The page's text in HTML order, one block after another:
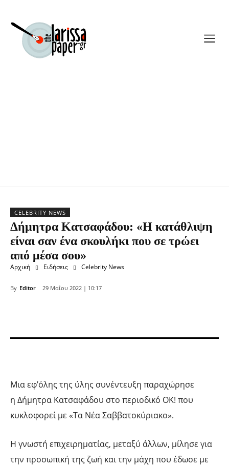
CELEBRITY NEWS
Δήμητρα Κατσαφάδου: «Η κατάθλιψη
είναι σαν ένα σκουλήκι που σε τρώει
από μέσα σου»
Αρχική Ειδήσεις Celebrity News
By Editor 29 Μαΐου 2022 | 10:17
Μια εφ’όλης της ύλης συνέντευξη παραχώρησε
η Δήμητρα Κατσαφάδου στο περιοδικό OK! που
κυκλοφορεί με «Τα Νέα Σαββατοκύριακο».
Η γνωστή επιχειρηματίας, μεταξύ άλλων, μίλησε για
την προσωπική της ζωή και την μάχη που έδωσε με